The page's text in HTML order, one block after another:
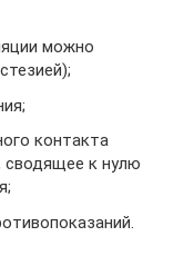
можно
контакта
сводящее к нулю